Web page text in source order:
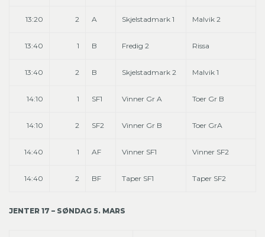
13:20 2 A Skjelstadmark 1 Malvik 2
13:40 1 B Fredig 2 Rissa
13:40 2 B Skjelstadmark 2 Malvik 1
14:10 1 SF1 Vinner Gr A Toer Gr B
14:10 2 SF2 Vinner Gr B Toer GrA
14:40 1 AF Vinner SF1 Vinner SF2
14:40 2 BF Taper SF1 Taper SF2
JENTER 17 – SØNDAG 5. MARS